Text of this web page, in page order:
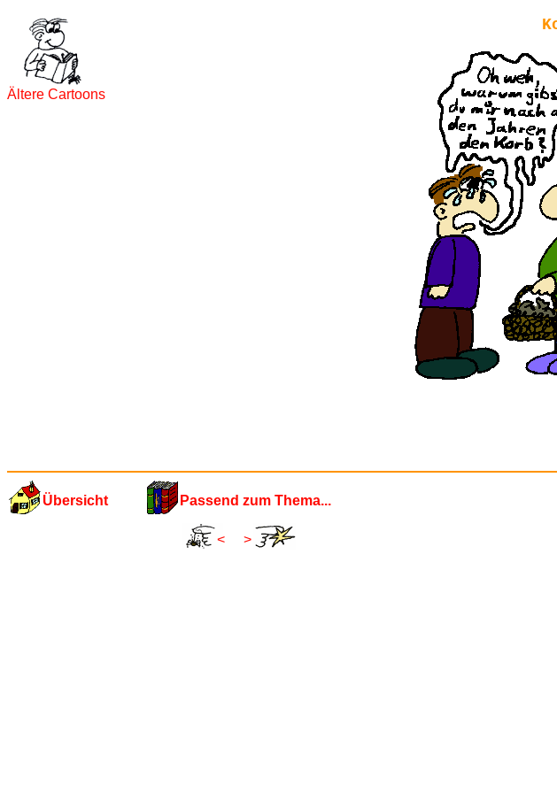
Ältere Cartoons
Übersicht Passend zum Thema...
< >